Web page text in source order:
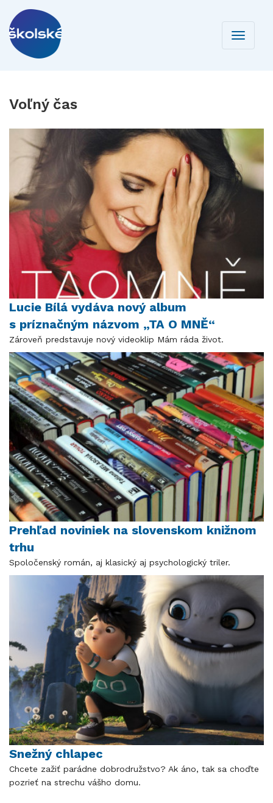
Toggle
Voľný čas
Lucie Bílá vydáva nový album
s príznačným názvom „TA O MNĚ“
Zároveň predstavuje nový videoklip Mám ráda život.
Prehľad noviniek na slovenskom knižnom
trhu
Spoločenský román, aj klasický aj psychologický triler.
Snežný chlapec
Chcete zažiť parádne dobrodružstvo? Ak áno, tak sa choďte
pozrieť na strechu vášho domu.